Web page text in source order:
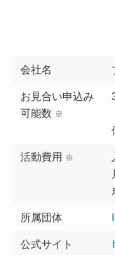
会社名
お見合い申込み
可能数 ※
活動費用 ※
所属団体
公式サイト